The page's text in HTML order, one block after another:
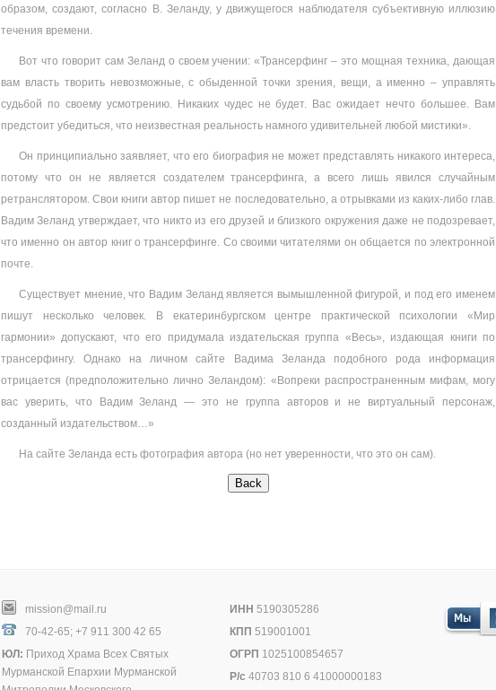
образом, создают, согласно В. Зеланду, у движущегося наблюдателя субъективную иллюзию
течения времени.
Вот что говорит сам Зеланд о своем учении: «Трансерфинг – это мощная техника, дающая
вам власть творить невозможные, с обыденной точки зрения, вещи, а именно – управлять
судьбой по своему усмотрению. Никаких чудес не будет. Вас ожидает нечто большее. Вам
предстоит убедиться, что неизвестная реальность намного удивительней любой мистики».
Он принципиально заявляет, что его биография не может представлять никакого интереса,
потому что он не является создателем трансерфинга, а всего лишь явился случайным
ретранслятором. Свои книги автор пишет не последовательно, а отрывками из каких-либо глав.
Вадим Зеланд утверждает, что никто из его друзей и близкого окружения даже не подозревает,
что именно он автор книг о трансерфинге. Со своими читателями он общается по электронной
почте.
Существует мнение, что Вадим Зеланд является вымышленной фигурой, и под его именем
пишут несколько человек. В екатеринбургском центре практической психологии «Мир
гармонии» допускают, что его придумала издательская группа «Весь», издающая книги по
трансерфингу. Однако на личном сайте Вадима Зеланда подобного рода информация
отрицается (предположительно лично Зеландом): «Вопреки распространенным мифам, могу
вас уверить, что Вадим Зеланд — это не группа авторов и не виртуальный персонаж,
созданный издательством…»
На сайте Зеланда есть фотография автора (но нет уверенности, что это он сам).
mission@mail.ru
70-42-65; +7 911 300 42 65
ЮЛ: Приход Храма Всех Святых
Мурманской Епархии Мурманской
ИНН 5190305286
КПП 519001001
ОГРП 1025100854657
Р/с 40703 810 6 41000000183